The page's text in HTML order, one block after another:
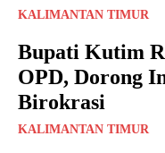
KALIMANTAN TIMUR
Bupati Kutim
OPD, Dorong
Birokrasi
KALIMANTAN TIMUR